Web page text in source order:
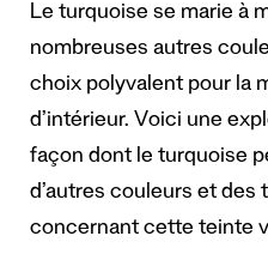
Le turquoise se marie à
nombreuses autres
choix polyvalent pour la
d’intérieur. Voici une
façon dont le turquoise
d’autres couleurs et
concernant cette teinte